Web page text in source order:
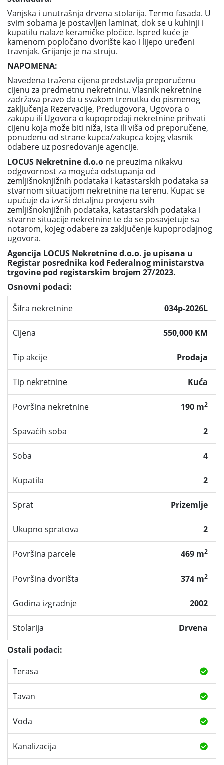
Vanjska i unutrašnja drvena stolarija. Termo fasada. U
svim sobama je postavljen laminat, dok se u kuhinji i
kupatilu nalaze keramičke pločice. Ispred kuće je
kamenom popločano dvorište kao i lijepo uređeni
travnjak. Grijanje je na struju.
NAPOMENA:
Navedena tražena cijena predstavlja preporučenu
cijenu za predmetnu nekretninu. Vlasnik nekretnine
zadržava pravo da u svakom trenutku do pismenog
zaključenja Rezervacije, Predugovora, Ugovora o
zakupu ili Ugovora o kupoprodaji nekretnine prihvati
cijenu koja može biti niža, ista ili viša od preporučene,
ponuđenu od strane kupca/zakupca kojeg vlasnik
odabere uz posredovanje agencije.
LOCUS Nekretnine d.o.o ne preuzima nikakvu
odgovornost za moguća odstupanja od
zemljišnoknjižnih podataka i katastarskih podataka sa
stvarnom situacijom nekretnine na terenu. Kupac se
upućuje da izvrši detaljnu provjeru svih
zemljišnoknjižnih podataka, katastarskih podataka i
stvarne situacije nekretnine te da se posavjetuje sa
notarom, kojeg odabere za zaključenje kupoprodajnog
ugovora.
Agencija LOCUS Nekretnine d.o.o. je upisana u
Registar posrednika kod Federalnog ministarstva
trgovine pod registarskim brojem 27/2023.
Osnovni podaci:
Šifra nekretnine
034p-2026L
Cijena 550,000 KM
Tip akcije Prodaja
Tip nekretnine Kuća
Površina nekretnine 190 m2
Spavaćih soba 2
Soba 4
Kupatila 2
Sprat Prizemlje
Ukupno spratova 2
Površina parcele 469 m2
Površina dvorišta 374 m2
Godina izgradnje 2002
Stolarija
Drvena
Ostali podaci:
Terasa
Tavan
Voda
Kanalizacija